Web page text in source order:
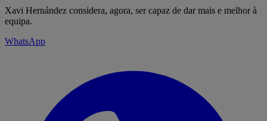
Xavi Hernández considera, agora, ser capaz de dar mais e melhor à
equipa.
WhatsApp